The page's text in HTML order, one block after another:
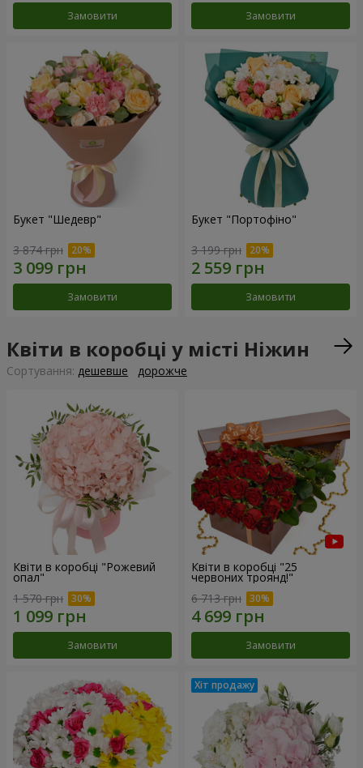
Замовити Замовити
Букет "Шедевр"
3 874 грн
Замовити
Букет "Портофіно"
3 199 грн
Замовити
Квіти в коробці у місті Ніжин
Сортування: дешевше дорожче
Квіти в коробці "Рожевий
опал"
1 570 грн
Замовити
Квіти в коробці "25
червоних троянд!"
6 713 грн
Замовити